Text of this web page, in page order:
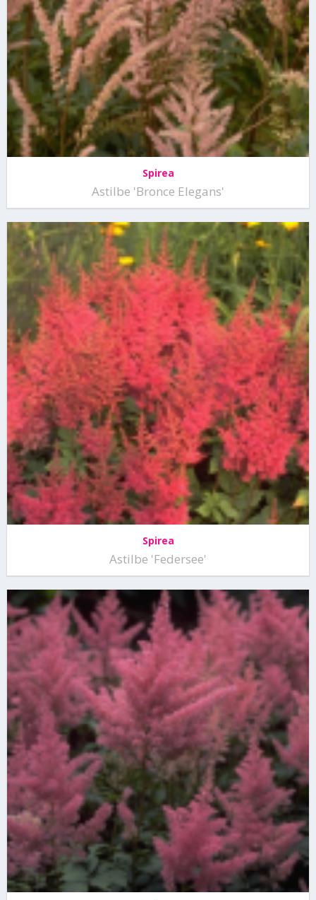
Spirea
Astilbe 'Bronce Elegans'
Spirea
Astilbe 'Federsee'